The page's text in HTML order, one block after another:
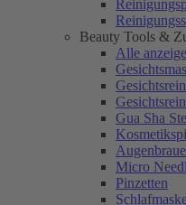
Beauty Tools &
Alle
Gua Sha
Micro
Pinzetten